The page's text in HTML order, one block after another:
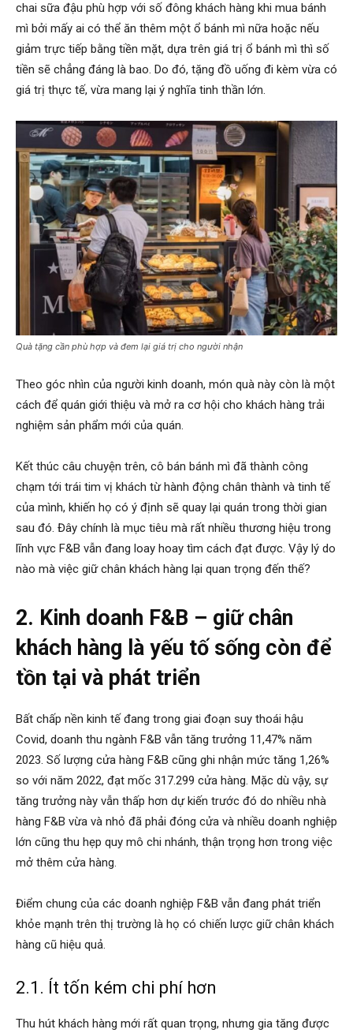
chai sữa đậu phù hợp với số đông khách hàng khi mua bánh
mì bởi mấy ai có thể ăn thêm một ổ bánh mì nữa hoặc nếu
giảm trực tiếp bằng tiền mặt, dựa trên giá trị ổ bánh mì thì số
tiền sẽ chẳng đáng là bao. Do đó, tặng đồ uống đi kèm vừa có
giá trị thực tế, vừa mang lại ý nghĩa tinh thần lớn.
Quà tặng cần phù hợp và đem lại giá trị cho người nhận
Theo góc nhìn của người kinh doanh, món quà này còn là một
cách để quán giới thiệu và mở ra cơ hội cho khách hàng trải
nghiệm sản phẩm mới của quán.
Kết thúc câu chuyện trên, cô bán bánh mì đã thành công
chạm tới trái tim vị khách từ hành động chân thành và tinh tế
của mình, khiến họ có ý định sẽ quay lại quán trong thời gian
sau đó. Đây chính là mục tiêu mà rất nhiều thương hiệu trong
lĩnh vực F&B vẫn đang loay hoay tìm cách đạt được. Vậy lý do
nào mà việc giữ chân khách hàng lại quan trọng đến thế?
2. Kinh doanh F&B – giữ chân
khách hàng là yếu tố sống còn để
tồn tại và phát triển
Bất chấp nền kinh tế đang trong giai đoạn suy thoái hậu
Covid, doanh thu ngành F&B vẫn tăng trưởng 11,47% năm
2023. Số lượng cửa hàng F&B cũng ghi nhận mức tăng 1,26%
so với năm 2022, đạt mốc 317.299 cửa hàng. Mặc dù vậy, sự
tăng trưởng này vẫn thấp hơn dự kiến trước đó do nhiều nhà
hàng F&B vừa và nhỏ đã phải đóng cửa và nhiều doanh nghiệp
lớn cũng thu hẹp quy mô chi nhánh, thận trọng hơn trong việc
mở thêm cửa hàng.
Điểm chung của các doanh nghiệp F&B vẫn đang phát triển
khỏe mạnh trên thị trường là họ có chiến lược giữ chân khách
hàng cũ hiệu quả.
2.1. Ít tốn kém chi phí hơn
Thu hút khách hàng mới rất quan trọng, nhưng gia tăng được